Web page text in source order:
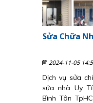
Sửa Chữa
2024-11-05
Dịch vụ sửa
sửa nhà Uy
Bình Tân